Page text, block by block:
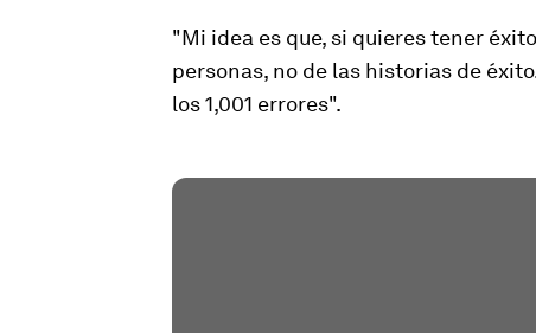
"Mi idea es que, si quieres tener
personas, no de las historias de
los 1,001 errores".